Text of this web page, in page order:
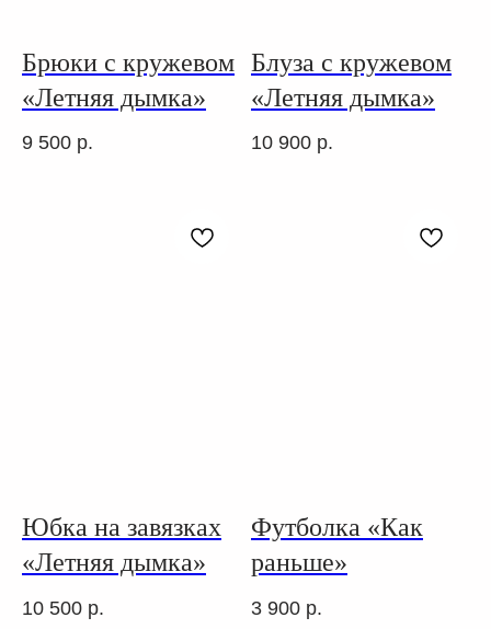
Брюки с кружевом
«Летняя дымка»
9 500 р.
Блуза с кружевом
«Летняя дымка»
10 900 р.
Юбка на завязках
«Летняя дымка»
10 500 р.
Футболка «Как
раньше»
3 900 р.